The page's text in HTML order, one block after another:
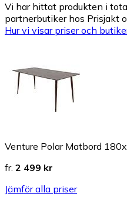
Vi har hittat produkten i
partnerbutiker hos Prisjakt
Hur vi visar priser och
Venture Polar Matbord
fr. 2 499 kr
Jämför alla priser